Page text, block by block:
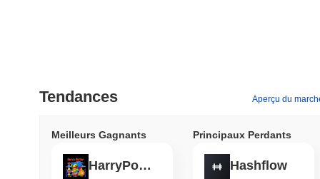
Tendances Aperçu du
Meilleurs Gagnants
HarryPotterObamaSonic10Inu (ETH)
Principaux Perdants
Hashflow